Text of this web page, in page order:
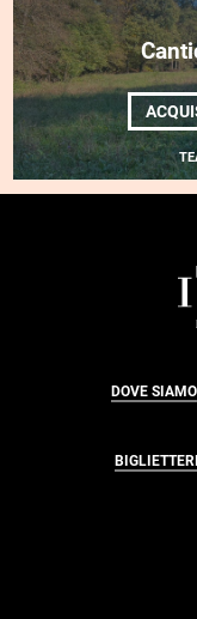
DOVE SIAMO